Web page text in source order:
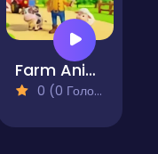
Farm Animals Coloring Book for Kids
0 (0 Голосів)